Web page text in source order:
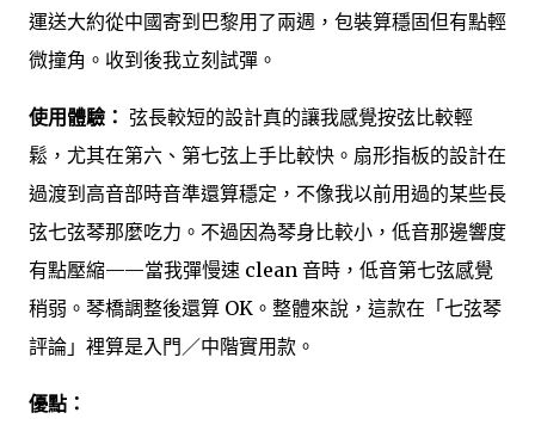
運送大約從中國寄到巴黎用了兩週，包裝算穩固但有點輕
微撞角。收到後我立刻試彈。
使用體驗： 弦長較短的設計真的讓我感覺按弦比較輕
鬆，尤其在第六、第七弦上手比較快。扇形指板的設計在
過渡到高音部時音準還算穩定，不像我以前用過的某些長
弦七弦琴那麼吃力。不過因為琴身比較小，低音那邊響度
有點壓縮——當我彈慢速 clean 音時，低音第七弦感覺
稍弱。琴橋調整後還算 OK。整體來說，這款在「七弦琴
評論」裡算是入門／中階實用款。
優點：